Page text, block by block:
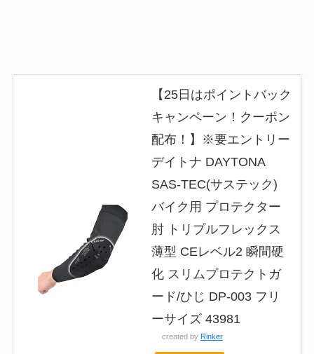
【25日はポイントバック
キャンペーン！クーポン
配布！】※要エントリー
デイトナ DAYTONA
SAS-TEC(サステック)
バイク用 プロテクター
肘 トリプルフレックス
薄型 CEレベル2 瞬間硬
化 スリムプロテクトガ
ード/ひじ DP-003 フリ
ーサイズ 43981
created by Rinker